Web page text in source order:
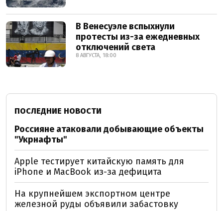
В Венесуэле вспыхнули
протесты из-за ежедневных
отключений света
8 АВГУСТА, 18:00
ПОСЛЕДНИЕ НОВОСТИ
Россияне атаковали добывающие объекты
"Укрнафты"
Apple тестирует китайскую память для
iPhone и MacBook из-за дефицита
На крупнейшем экспортном центре
железной руды объявили забастовку